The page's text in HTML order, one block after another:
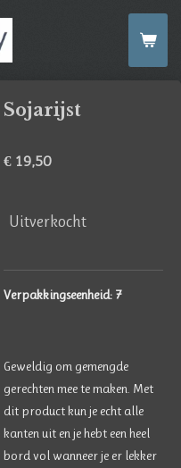
Sojarijst
€ 19,50
Uitverkocht
Verpakkingseenheid: 7
Geweldig om gemengde
gerechten mee te maken. Met
dit product kun je echt alle
kanten uit en je hebt een heel
bord vol wanneer je er lekker